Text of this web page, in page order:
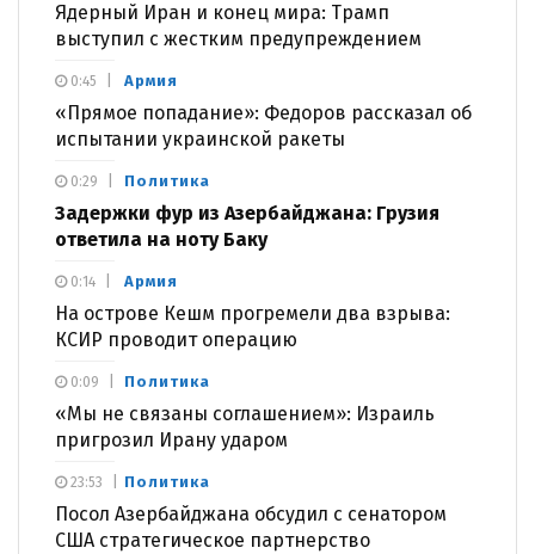
Ядерный Иран и конец мира: Трамп
выступил с жестким предупреждением
Армия
«Прямое попадание»: Федоров рассказал об
испытании украинской ракеты
0:45
Политика
Задержки фур из Азербайджана: Грузия
ответила на ноту Баку
0:29
Армия
На острове Кешм прогремели два взрыва:
КСИР проводит операцию
0:14
Политика
«Мы не связаны соглашением»: Израиль
пригрозил Ирану ударом
0:09
Политика
Посол Азербайджана обсудил с сенатором
США стратегическое партнерство
23:53